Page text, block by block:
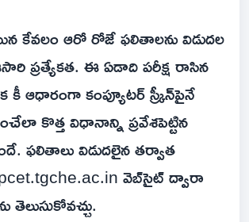
కేవలం ఆరో రోజే ఫలితాలను విడుదల
ప్రత్యేకత. ఈ ఏడాది పరీక్ష రాసిన
కీ ఆధారంగా కంప్యూటర్‌ స్క్రీన్‌పైనే
కొత్త విధానాన్ని ప్రవేశపెట్టిన
ఫలితాలు విడుదలైన తర్వాత
వెబ్‌సైట్‌ ద్వారా
తెలుసుకోవచ్చు.